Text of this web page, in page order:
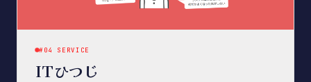
#04 SERVICE
ITひつじ